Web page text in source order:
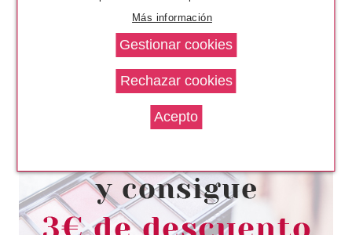
CLARINS JEUNESSE DES
MAINS CREMA JUVENTUD
MANOS 2 x 100 ML
Pvr 46.00€
desde
Más información